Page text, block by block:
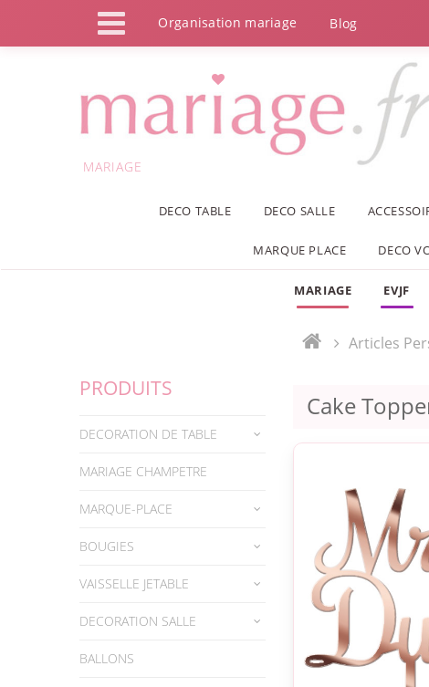
Organisation mariage Blog
MARIAGE
DECO TABLE DECO SALLE
MARQUE PLACE DECO
MARIAGE EVJF
PRODUITS
DECORATION DE TABLE
MARIAGE CHAMPETRE
MARQUE-PLACE
BOUGIES
VAISSELLE JETABLE
DECORATION SALLE
BALLONS
Articles
Cake
Panneau de gestion des cookies